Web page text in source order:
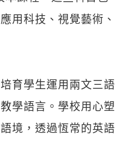
用科技、視覺藝術、
育學生運用兩文三語
學語言。學校用心塑
境，透過恆常的英語